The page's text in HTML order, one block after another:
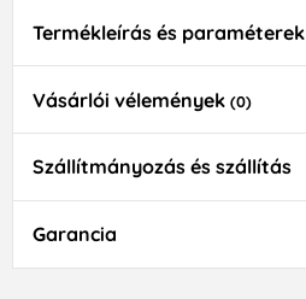
Termékleírás és paraméterek
Vásárlói vélemények (0)
Szállítmányozás és szállítás
Garancia